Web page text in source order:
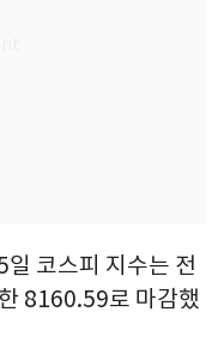
코스피 지수는 전
8160.59로 마감했